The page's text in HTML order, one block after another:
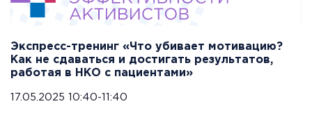
Экспресс-тренинг «Что убивает мотивацию?
Как не сдаваться и достигать результатов,
работая в НКО с пациентами»
17.05.2025 10:40-11:40